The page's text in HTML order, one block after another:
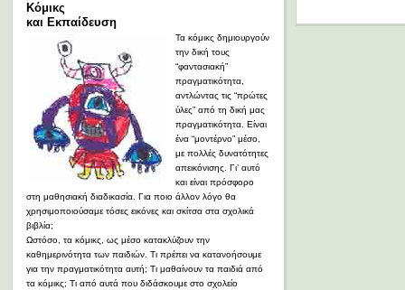
Κόμικς
και Εκπαίδευση
Τα κόμικς δημιουργούν
την δική τους
“φαντασιακή”
πραγματικότητα,
αντλώντας τις “πρώτες
ύλες” από τη δική μας
πραγματικότητα. Είναι
ένα “μοντέρνο” μέσο,
με πολλές δυνατότητες
απεικόνισης. Γι’ αυτό
και είναι πρόσφορο
στη μαθησιακή διαδικασία. Για ποιο άλλον λόγο θα
χρησιμοποιούσαμε τόσες εικόνες και σκίτσα στα σχολικά
βιβλία;
Ωστόσο, τα κόμικς, ως μέσο κατακλύζουν την
καθημερινότητα των παιδιών. Τι πρέπει να κατανοήσουμε
για την πραγματικότητα αυτή; Τι μαθαίνουν τα παιδιά από
τα κόμικς; Τι από αυτά που διδάσκουμε στο σχολείο